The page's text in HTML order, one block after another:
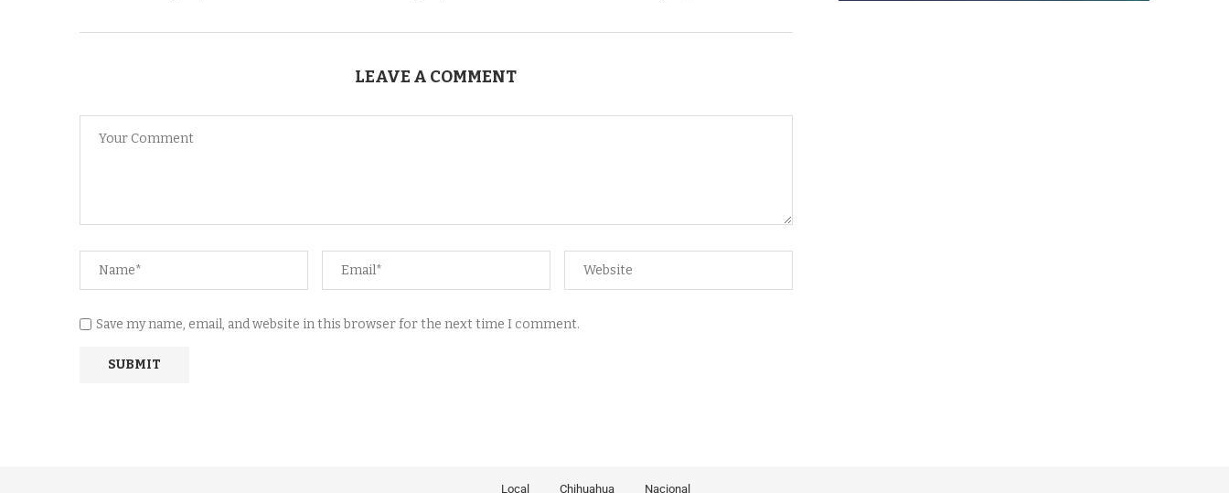
LEAVE A COMMENT
Save my name, email, and website in this browser for the next time I comment.
Local Chihuahua Nacional